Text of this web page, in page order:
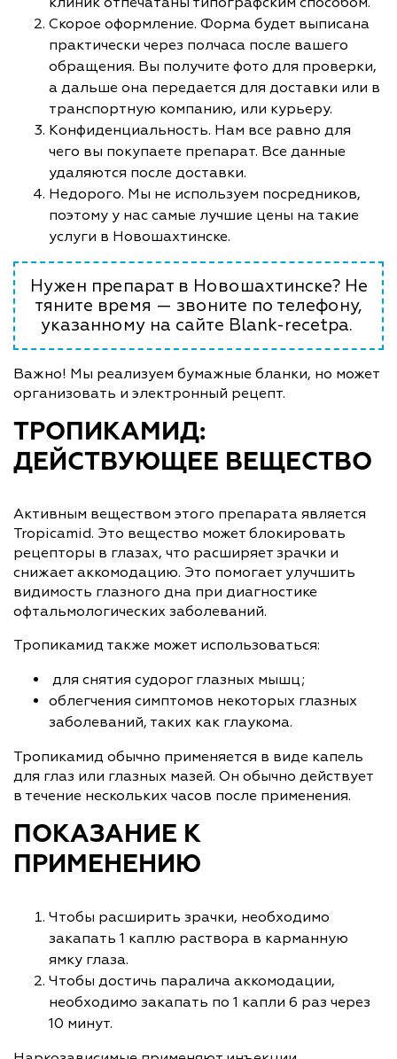
Скорое оформление. Форма будет выписана
практически через полчаса после вашего
обращения. Вы получите фото для проверки,
а дальше она передается для доставки или в
транспортную компанию, или курьеру.
Конфиденциальность. Нам все равно для
чего вы покупаете препарат. Все данные
удаляются после доставки.
Недорого. Мы не используем посредников,
поэтому у нас самые лучшие цены на такие
услуги в Новошахтинске.
Нужен препарат в Новошахтинске? Не
тяните время — звоните по телефону,
указанному на сайте Blank-recetpa.
Важно! Мы реализуем бумажные бланки, но может
организовать и электронный рецепт.
ТРОПИКАМИД:
ДЕЙСТВУЮЩЕЕ ВЕЩЕСТВО
Активным веществом этого препарата является
Tropicamid. Это вещество может блокировать
рецепторы в глазах, что расширяет зрачки и
снижает аккомодацию. Это помогает улучшить
видимость глазного дна при диагностике
офтальмологических заболеваний.
Тропикамид также может использоваться:
для снятия судорог глазных мышц;
облегчения симптомов некоторых глазных
заболеваний, таких как глаукома.
Тропикамид обычно применяется в виде капель
для глаз или глазных мазей. Он обычно действует
в течение нескольких часов после применения.
ПОКАЗАНИЕ К
ПРИМЕНЕНИЮ
Чтобы расширить зрачки, необходимо
закапать 1 каплю раствора в карманную
ямку глаза.
Чтобы достичь паралича аккомодации,
необходимо закапать по 1 капли 6 раз через
10 минут.